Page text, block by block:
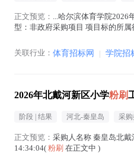
正文预览： ...哈尔滨体育学院2026
型：非政府采购项目 项目标的所
关联行业： 体育招标网 | 学院招
2026年北戴河新区小学粉刷
阶段 | 结果 河北-秦皇岛 采购
正文预览： 采购人名称 秦皇岛北
14:34:04( 粉刷 在正文中 )